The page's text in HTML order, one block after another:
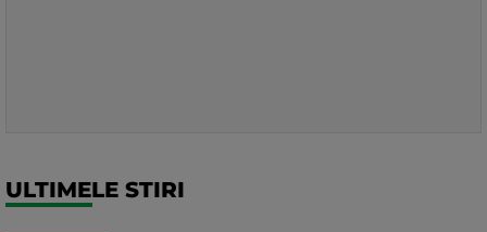
ULTIMELE STIRI